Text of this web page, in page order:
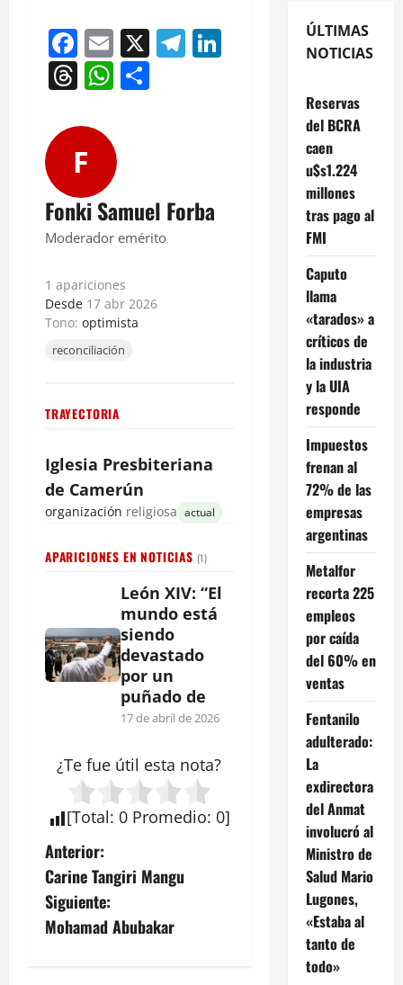
Facebook
Email
X Telegram
LinkedIn
Threads
WhatsApp
F
Fonki Samuel Forba
Moderador emérito
1 apariciones
Desde 17 abr 2026
Tono: optimista
reconciliación
TRAYECTORIA
Iglesia Presbiteriana
de Camerún
organización religiosa actual
APARICIONES EN NOTICIAS (1)
León XIV: “El
mundo está
siendo
devastado
por un
puñado de
17 de abril de 2026
¿Te fue útil esta nota?
[Total: 0 Promedio: 0]
N
a
v
Anterior:
Carine Tangiri Mangu
Siguiente:
Mohamad Abubakar
ÚLTIMAS
NOTICIAS
Reservas
del BCRA
caen
u$s1.224
millones
tras pago al
FMI
Caputo
llama
«tarados» a
críticos de
la industria
y la UIA
responde
Impuestos
frenan al
72% de las
empresas
argentinas
Metalfor
recorta 225
empleos
por caída
del 60% en
ventas
Fentanilo
adulterado:
La
exdirectora
del Anmat
involucró al
Ministro de
Salud Mario
Lugones,
«Estaba al
tanto de
todo»